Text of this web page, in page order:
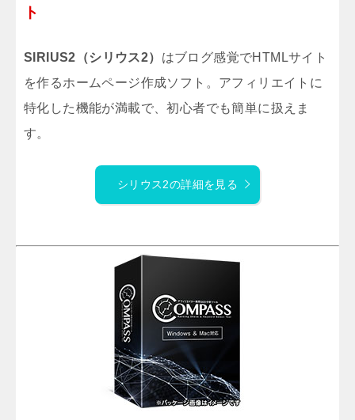
ト
SIRIUS2（シリウス2） はブログ感覚でHTMLサイト
を作るホームページ作成ソフト。アフィリエイトに
特化した機能が満載で、初心者でも簡単に扱えま
す。
シリウス2の詳細を見る